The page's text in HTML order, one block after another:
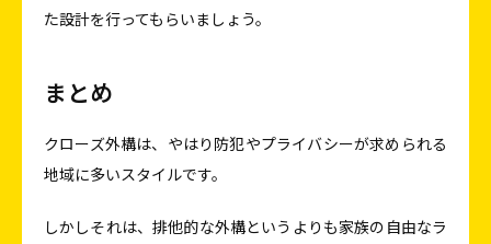
た設計を行ってもらいましょう。
まとめ
クローズ外構は、やはり防犯やプライバシーが求められる
地域に多いスタイルです。
しかしそれは、排他的な外構というよりも家族の自由なラ